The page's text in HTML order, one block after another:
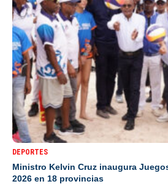
DEPORTES
Ministro Kelvin Cruz inaugura
2026 en 18 provincias